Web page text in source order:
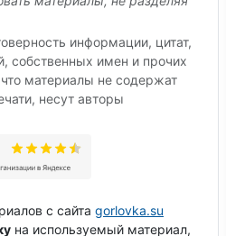
информации, цитат,
собственных имен и прочих
материалы не содержат
несут авторы
с сайта gorlovka.su
на используемый материал,